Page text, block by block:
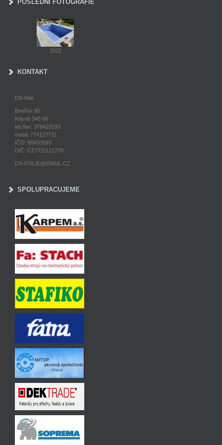
POSLEDNÍ FOTOGRAFIE
2022
KONTAKT
DS-folie
Brnířov 90
Kdyně 345 06
tel./fax: 379423193
mobil: 774127711
IČO: 69433593
DIČ: CZ7711121770
DS-FOLIE@EMAIL.CZ
SPOLUPRACUJEME